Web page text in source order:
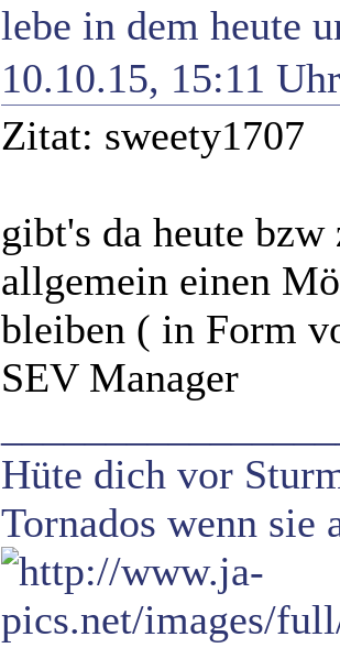
lebe in dem heute
10.10.15, 15:11
Zitat: sweety1707
gibt's da heute
allgemein einen
bleiben ( in Form
SEV Manager
Hüte dich vor
Tornados wenn